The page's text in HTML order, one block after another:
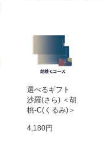
選べるギフト
沙羅(さら) ＜胡
桃-C(くるみ)＞
4,180円